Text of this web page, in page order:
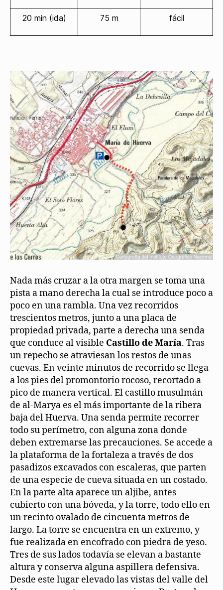
20 min (ida) 75 m fácil
Nada más cruzar a la otra margen se toma una
pista a mano derecha la cual se introduce poco a
poco en una rambla. Una vez recorridos
trescientos metros, junto a una placa de
propiedad privada, parte a derecha una senda
que conduce al visible Castillo de María. Tras
un repecho se atraviesan los restos de unas
cuevas. En veinte minutos de recorrido se llega
a los pies del promontorio rocoso, recortado a
pico de manera vertical. El castillo musulmán
de al-Marya es el más importante de la ribera
baja del Huerva. Una senda permite recorrer
todo su perímetro, con alguna zona donde
deben extremarse las precauciones. Se accede a
la plataforma de la fortaleza a través de dos
pasadizos excavados con escaleras, que parten
de una especie de cueva situada en un costado.
En la parte alta aparece un aljibe, antes
cubierto con una bóveda, y la torre, todo ello en
un recinto ovalado de cincuenta metros de
largo. La torre se encuentra en un extremo, y
fue realizada en encofrado con piedra de yeso.
Tres de sus lados todavía se elevan a bastante
altura y conserva alguna aspillera defensiva.
Desde este lugar elevado las vistas del valle del